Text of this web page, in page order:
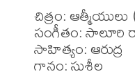
చిత్రం: ఆత్మీయులు
సంగీతం: సాలూరి
సాహిత్యం: ఆరుద్ర
గానం: సుశీల